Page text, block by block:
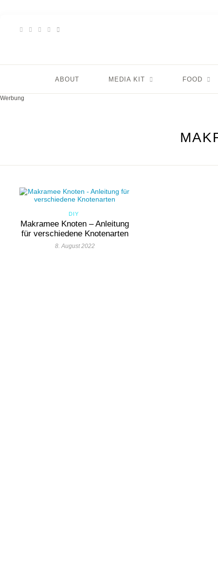
ABOUT MEDIA KIT FOOD
Werbung
DIY
Makramee Knoten – Anleitung
für verschiedene Knotenarten
8. August 2022